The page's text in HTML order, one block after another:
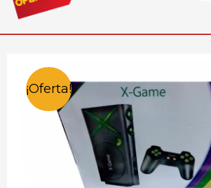
¡Oferta!